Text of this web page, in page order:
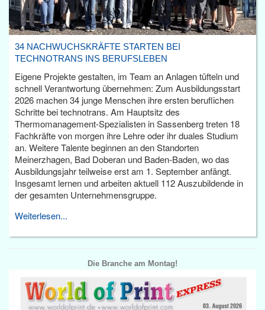
34 NACHWUCHSKRÄFTE STARTEN BEI
TECHNOTRANS INS BERUFSLEBEN
Eigene Projekte gestalten, im Team an Anlagen tüfteln und
schnell Verantwortung übernehmen: Zum Ausbildungsstart
2026 machen 34 junge Menschen ihre ersten beruflichen
Schritte bei technotrans. Am Hauptsitz des
Thermomanagement-Spezialisten in Sassenberg treten 18
Fachkräfte von morgen ihre Lehre oder ihr duales Studium
an. Weitere Talente beginnen an den Standorten
Meinerzhagen, Bad Doberan und Baden-Baden, wo das
Ausbildungsjahr teilweise erst am 1. September anfängt.
Insgesamt lernen und arbeiten aktuell 112 Auszubildende in
der gesamten Unternehmensgruppe.
Weiterlesen...
Die Branche am Montag!